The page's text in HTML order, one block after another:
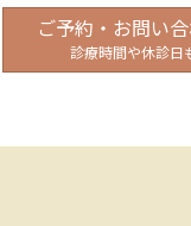
イ
ご予約・お問い
診療時間や休診日